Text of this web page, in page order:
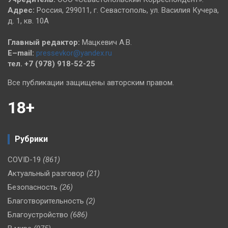
Адрес: Россия, 299011, г. Севастополь, ул. Василия Кучера,
д. 1, кв. 10А
Главный редактор: Мацкевич А.В.
E–mail: pressevkor@yandex.ru
тел. +7 (978) 918-52-25
Все публикации защищены авторским правом.
18+
Рубрики
COVID-19 (861)
Актуальный разговор (21)
Безопасность (26)
Благотворительность (2)
Благоустройство (686)